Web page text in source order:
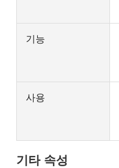
기능
사용
기타 속성